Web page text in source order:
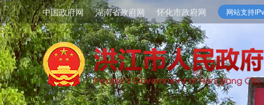
中国政府网 湖南省政府网 怀化市政府网 网站支持